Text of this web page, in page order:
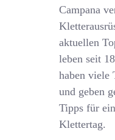
Campana
aktuellen
leben seit
haben viele
und geben
Tipps für
Klettertag.